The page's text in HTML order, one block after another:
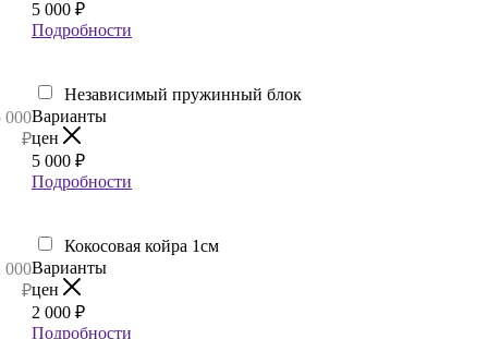
5 000 ₽
Подробности
Независимый пружинный блок
000
₽
Варианты
цен
5 000 ₽
Подробности
Кокосовая койра 1см
000
₽
Варианты
цен
2 000 ₽
Подробности